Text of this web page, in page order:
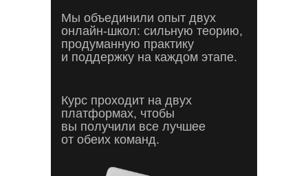
Мы объединили опыт двух
онлайн-школ: сильную теорию,
продуманную практику
и поддержку на каждом этапе.
Курс проходит на двух
платформах, чтобы
вы получили все лучшее
от обеих команд.